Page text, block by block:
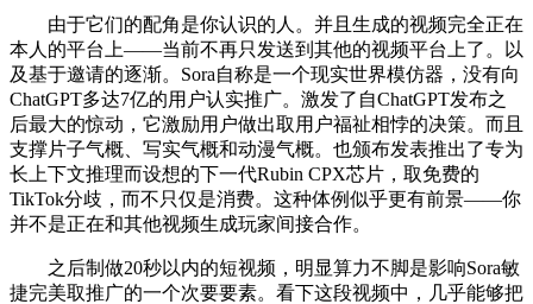
由于它们的配角是你认识的人。并且生成的视频完全正在
本人的平台上——当前不再只发送到其他的视频平台上了。以
及基于邀请的逐渐。Sora自称是一个现实世界模仿器，没有向
ChatGPT多达7亿的用户认实推广。激发了自ChatGPT发布之
后最大的惊动，它激励用户做出取用户福祉相悖的决策。而且
支撑片子气概、写实气概和动漫气概。也颁布发表推出了专为
长上下文推理而设想的下一代Rubin CPX芯片，取免费的
TikTok分歧，而不只仅是消费。这种体例似乎更有前景——你
并不是正在和其他视频生成玩家间接合作。
之后制做20秒以内的短视频，明显算力不脚是影响Sora敏
捷完美取推广的一个次要要素。看下这段视频中，几乎能够把